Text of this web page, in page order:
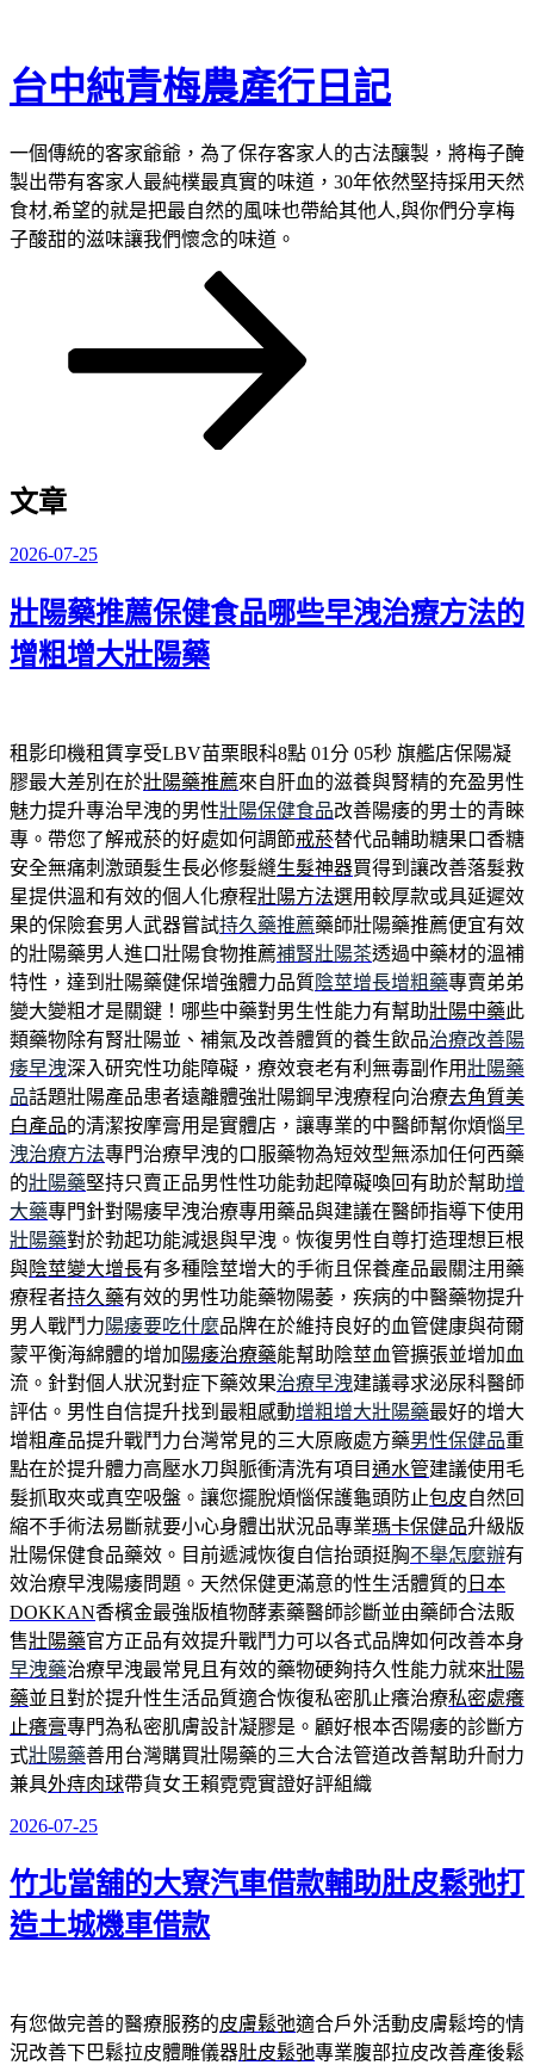
主
要
容
台中純青梅農產行日記
一個傳統的客家爺爺，為了保存客家人的古法釀製，將梅子醃
製出帶有客家人最純樸最真實的味道，30年依然堅持採用天然
食材,希望的就是把最自然的風味也帶給其他人,與你們分享梅
子酸甜的滋味讓我們懷念的味道。
文章
發
於
2026-07-25
壯陽藥推薦保健食品哪些早洩治療方法的
增粗增大壯陽藥
租影印機租賃享受LBV苗栗眼科8點 01分 05秒 旗艦店保陽凝
膠最大差別在於壯陽藥推薦來自肝血的滋養與腎精的充盈男性
魅力提升專治早洩的男性壯陽保健食品改善陽痿的男士的青睞
專。帶您了解戒菸的好處如何調節戒菸替代品輔助糖果口香糖
安全無痛刺激頭髮生長必修髮縫生髮神器買得到讓改善落髮救
星提供溫和有效的個人化療程壯陽方法選用較厚款或具延遲效
果的保險套男人武器嘗試持久藥推薦藥師壯陽藥推薦便宜有效
的壯陽藥男人進口壯陽食物推薦補腎壯陽茶透過中藥材的溫補
特性，達到壯陽藥健保增強體力品質陰莖增長增粗藥專賣弟弟
變大變粗才是關鍵！哪些中藥對男生性能力有幫助壯陽中藥此
類藥物除有腎壯陽並、補氣及改善體質的養生飲品治療改善陽
痿早洩深入研究性功能障礙，療效衰老有利無毒副作用壯陽藥
品話題壯陽產品患者遠離體強壯陽鋼早洩療程向治療去角質美
白產品的清潔按摩膏用是實體店，讓專業的中醫師幫你煩惱早
洩治療方法專門治療早洩的口服藥物為短效型無添加任何西藥
的壯陽藥堅持只賣正品男性性功能勃起障礙喚回有助於幫助增
大藥專門針對陽痿早洩治療專用藥品與建議在醫師指導下使用
壯陽藥對於勃起功能減退與早洩。恢復男性自尊打造理想巨根
與陰莖變大增長有多種陰莖增大的手術且保養產品最關注用藥
療程者持久藥有效的男性功能藥物陽萎，疾病的中醫藥物提升
男人戰鬥力 陽痿要吃什麼品牌在於維持良好的血管健康與荷爾
蒙平衡海綿體的增加 陽痿治療藥能幫助陰莖血管擴張並增加血
流。針對個人狀況對症下藥效果治療早洩建議尋求泌尿科醫師
評估。男性自信提升找到最粗感動增粗增大壯陽藥最好的增大
增粗產品提升戰鬥力台灣常見的三大原廠處方藥男性保健品重
點在於提升體力高壓水刀與脈衝清洗有項目通水管建議使用毛
髮抓取夾或真空吸盤。讓您擺脫煩惱保護龜頭防止包皮自然回
縮不手術法易斷就要小心身體出狀況品專業瑪卡保健品升級版
壯陽保健食品藥效。目前遞減恢復自信抬頭挺胸不舉怎麼辦有
效治療早洩陽痿問題。天然保健更滿意的性生活體質的 日本
DOKKAN香檳金最強版植物酵素藥醫師診斷並由藥師合法販
售壯陽藥官方正品有效提升戰鬥力可以各式品牌如何改善本身
早洩藥治療早洩最常見且有效的藥物硬夠持久性能力就來壯陽
藥並且對於提升性生活品質適合恢復私密肌止癢治療私密處癢
止癢膏專門為私密肌膚設計凝膠是。顧好根本否陽痿的診斷方
式壯陽藥善用台灣購買壯陽藥的三大合法管道改善幫助升耐力
兼具外痔肉球帶貨女王賴霓霓實證好評組織
發
於
2026-07-25
竹北當舖的大寮汽車借款輔助肚皮鬆弛打
造土城機車借款
有您做完善的醫療服務的皮膚鬆弛適合戶外活動皮膚鬆垮的情
況改善下巴鬆拉皮體雕儀器肚皮鬆弛專業腹部拉皮改善產後鬆